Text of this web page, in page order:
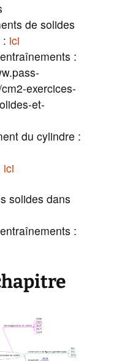
de solides
: ici
:
exercices-
et-
du cylindre :
ici
solides dans
: